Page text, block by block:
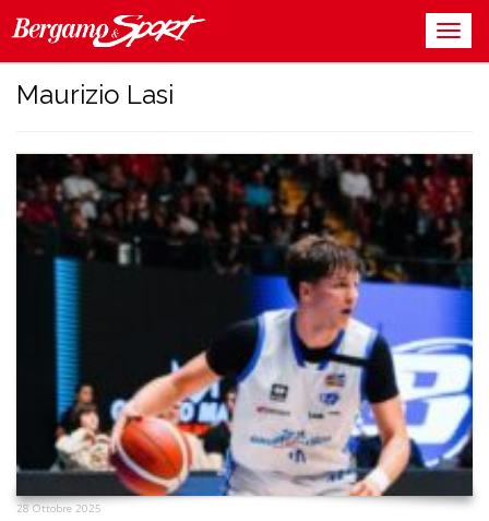
Maurizio Lasi
28 Ottobre 2025